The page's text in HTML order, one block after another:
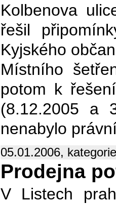
Kolbenova
řešil
Kyjského
Místního
potom k
(8.12.2005 a
nenabylo
05.01.2006,
Prodejna
V Listech